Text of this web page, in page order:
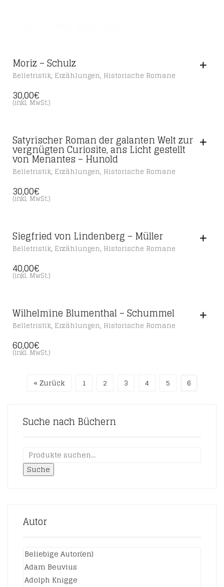
Moriz – Schulz
Belletristik, Erzählungen, Historische Romane
30,00€
(inkl. MwSt.)
Satyrischer Roman der galanten Welt zur
vergnügten Curiosite, ans Licht gestellt
von Menantes – Hunold
Belletristik, Erzählungen, Historische Romane
30,00€
(inkl. MwSt.)
Siegfried von Lindenberg – Müller
Belletristik, Erzählungen, Historische Romane
40,00€
(inkl. MwSt.)
Wilhelmine Blumenthal – Schummel
Belletristik, Erzählungen, Historische Romane
60,00€
(inkl. MwSt.)
« Zurück 1 2 3 4 5 6
Suche nach Büchern
Suche
Autor